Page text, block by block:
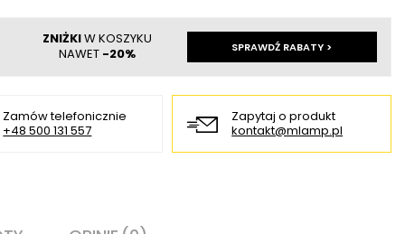
ZNIŻKIW KOSZYKU
NAWET -20% SPRAWDŹ RABATY >
Zamów telefonicznie
+48 500 131 557
Zapytaj o produkt
kontakt@mlamp.pl